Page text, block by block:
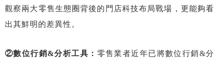
觀察兩大零售生態圈背後的門店科技布局戰場，更能夠看
出其鮮明的差異性。
②數位行銷&分析工具： 零售業者近年已將數位行銷&分